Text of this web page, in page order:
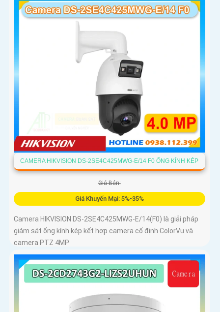
CAMERA HIKVISION DS-2SE4C425MWG-E/14 F0 ỐNG KÍNH KÉP
Giá Bán:
Giá Khuyến Mại: 5%-35%
Camera HIKVISION DS-2SE4C425MWG-E/14(F0) là giải pháp
giám sát ống kính kép kết hợp camera cố định ColorVu và
camera PTZ 4MP